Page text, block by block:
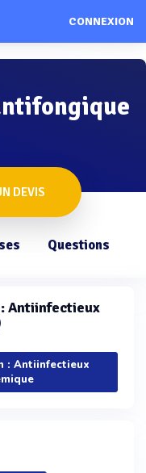
CONNEXION
DEVIS
Questions
Antiinfectieux
: Antiinfectieux